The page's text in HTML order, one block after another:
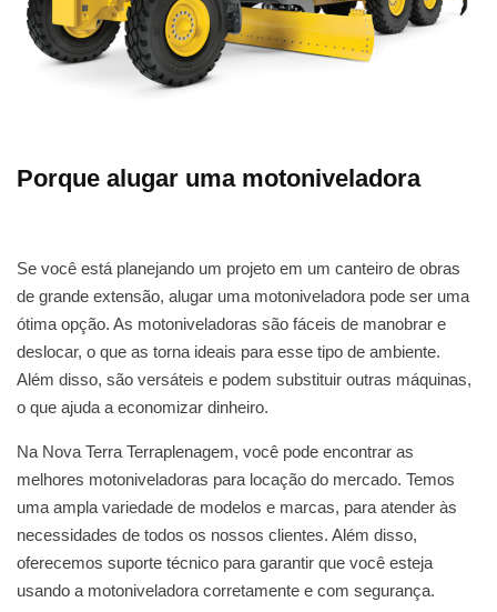
Porque alugar uma motoniveladora
Se você está planejando um projeto em um canteiro de obras
de grande extensão, alugar uma motoniveladora pode ser uma
ótima opção. As motoniveladoras são fáceis de manobrar e
deslocar, o que as torna ideais para esse tipo de ambiente.
Além disso, são versáteis e podem substituir outras máquinas,
o que ajuda a economizar dinheiro.
Na Nova Terra Terraplenagem, você pode encontrar as
melhores motoniveladoras para locação do mercado. Temos
uma ampla variedade de modelos e marcas, para atender às
necessidades de todos os nossos clientes. Além disso,
oferecemos suporte técnico para garantir que você esteja
usando a motoniveladora corretamente e com segurança.